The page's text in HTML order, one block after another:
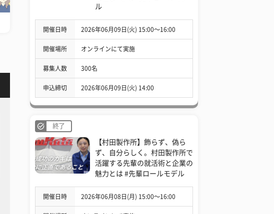
ル
開催日時 2026年06月09日(火) 15:00〜16:00
開催場所 オンラインにて実施
募集人数 300名
申込締切 2026年06月09日(火) 14:00
終了
【村田製作所】飾らず、偽ら
ず、自分らしく。村田製作所で
活躍する先輩の就活術と企業の
魅力とは #先輩ロールモデル
開催日時 2026年06月08日(月) 15:00〜16:00